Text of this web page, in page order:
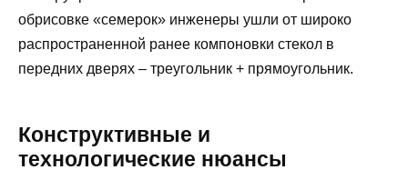
обрисовке «семерок» инженеры ушли от широко
распространенной ранее компоновки стекол в
передних дверях – треугольник + прямоугольник.
Конструктивные и
технологические нюансы